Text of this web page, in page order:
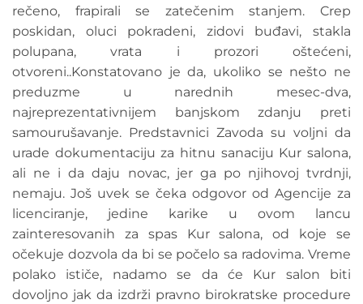
rečeno, frapirali se zatečenim stanjem. Crep
poskidan, oluci pokradeni, zidovi buđavi, stakla
polupana, vrata i prozori oštećeni,
otvoreni..Konstatovano je da, ukoliko se nešto ne
preduzme u narednih mesec-dva,
najreprezentativnijem banjskom zdanju preti
samourušavanje. Predstavnici Zavoda su voljni da
urade dokumentaciju za hitnu sanaciju Kur salona,
ali ne i da daju novac, jer ga po njihovoj tvrdnji,
nemaju. Još uvek se čeka odgovor od Agencije za
licenciranje, jedine karike u ovom lancu
zainteresovanih za spas Kur salona, od koje se
očekuje dozvola da bi se počelo sa radovima. Vreme
polako ističe, nadamo se da će Kur salon biti
dovoljno jak da izdrži pravno birokratske procedure